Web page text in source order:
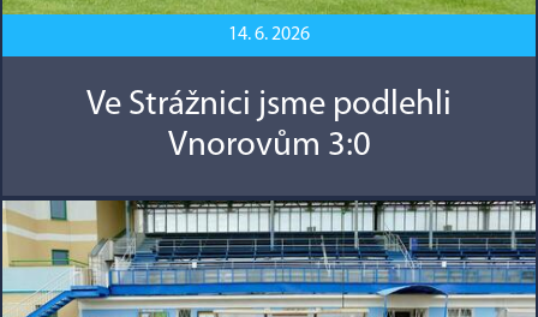
14. 6. 2026
Ve Strážnici jsme podlehli
Vnorovům 3:0